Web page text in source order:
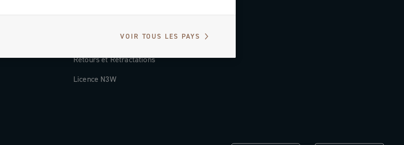
VOIR TOUS LES PAYS
Pays et délais de livraison
Retours et Rétractations
Licence N3W